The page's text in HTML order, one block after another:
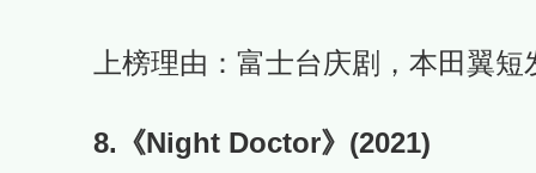
上榜理由：富士台庆剧，本田翼
8.《Night Doctor》(2021)